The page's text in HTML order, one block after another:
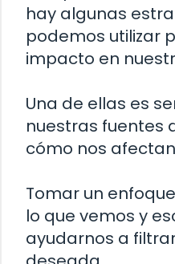
hay algunas
podemos utilizar
impacto en
Una de ellas es
nuestras fuentes
cómo nos
Tomar un
lo que vemos y
ayudarnos a